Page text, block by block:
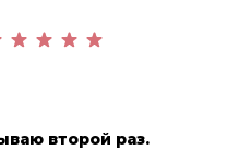
второй раз.